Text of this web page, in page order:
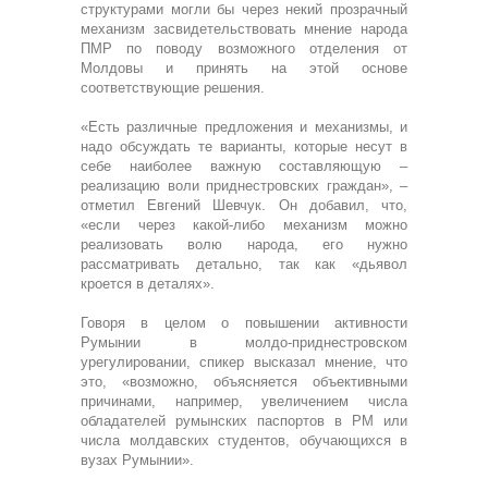
структурами могли бы через некий прозрачный
механизм засвидетельствовать мнение народа
ПМР по поводу возможного отделения от
Молдовы и принять на этой основе
соответствующие решения.
«Есть различные предложения и механизмы, и
надо обсуждать те варианты, которые несут в
себе наиболее важную составляющую –
реализацию воли приднестровских граждан», –
отметил Евгений Шевчук. Он добавил, что,
«если через какой-либо механизм можно
реализовать волю народа, его нужно
рассматривать детально, так как «дьявол
кроется в деталях».
Говоря в целом о повышении активности
Румынии в молдо-приднестровском
урегулировании, спикер высказал мнение, что
это, «возможно, объясняется объективными
причинами, например, увеличением числа
обладателей румынских паспортов в РМ или
числа молдавских студентов, обучающихся в
вузах Румынии».